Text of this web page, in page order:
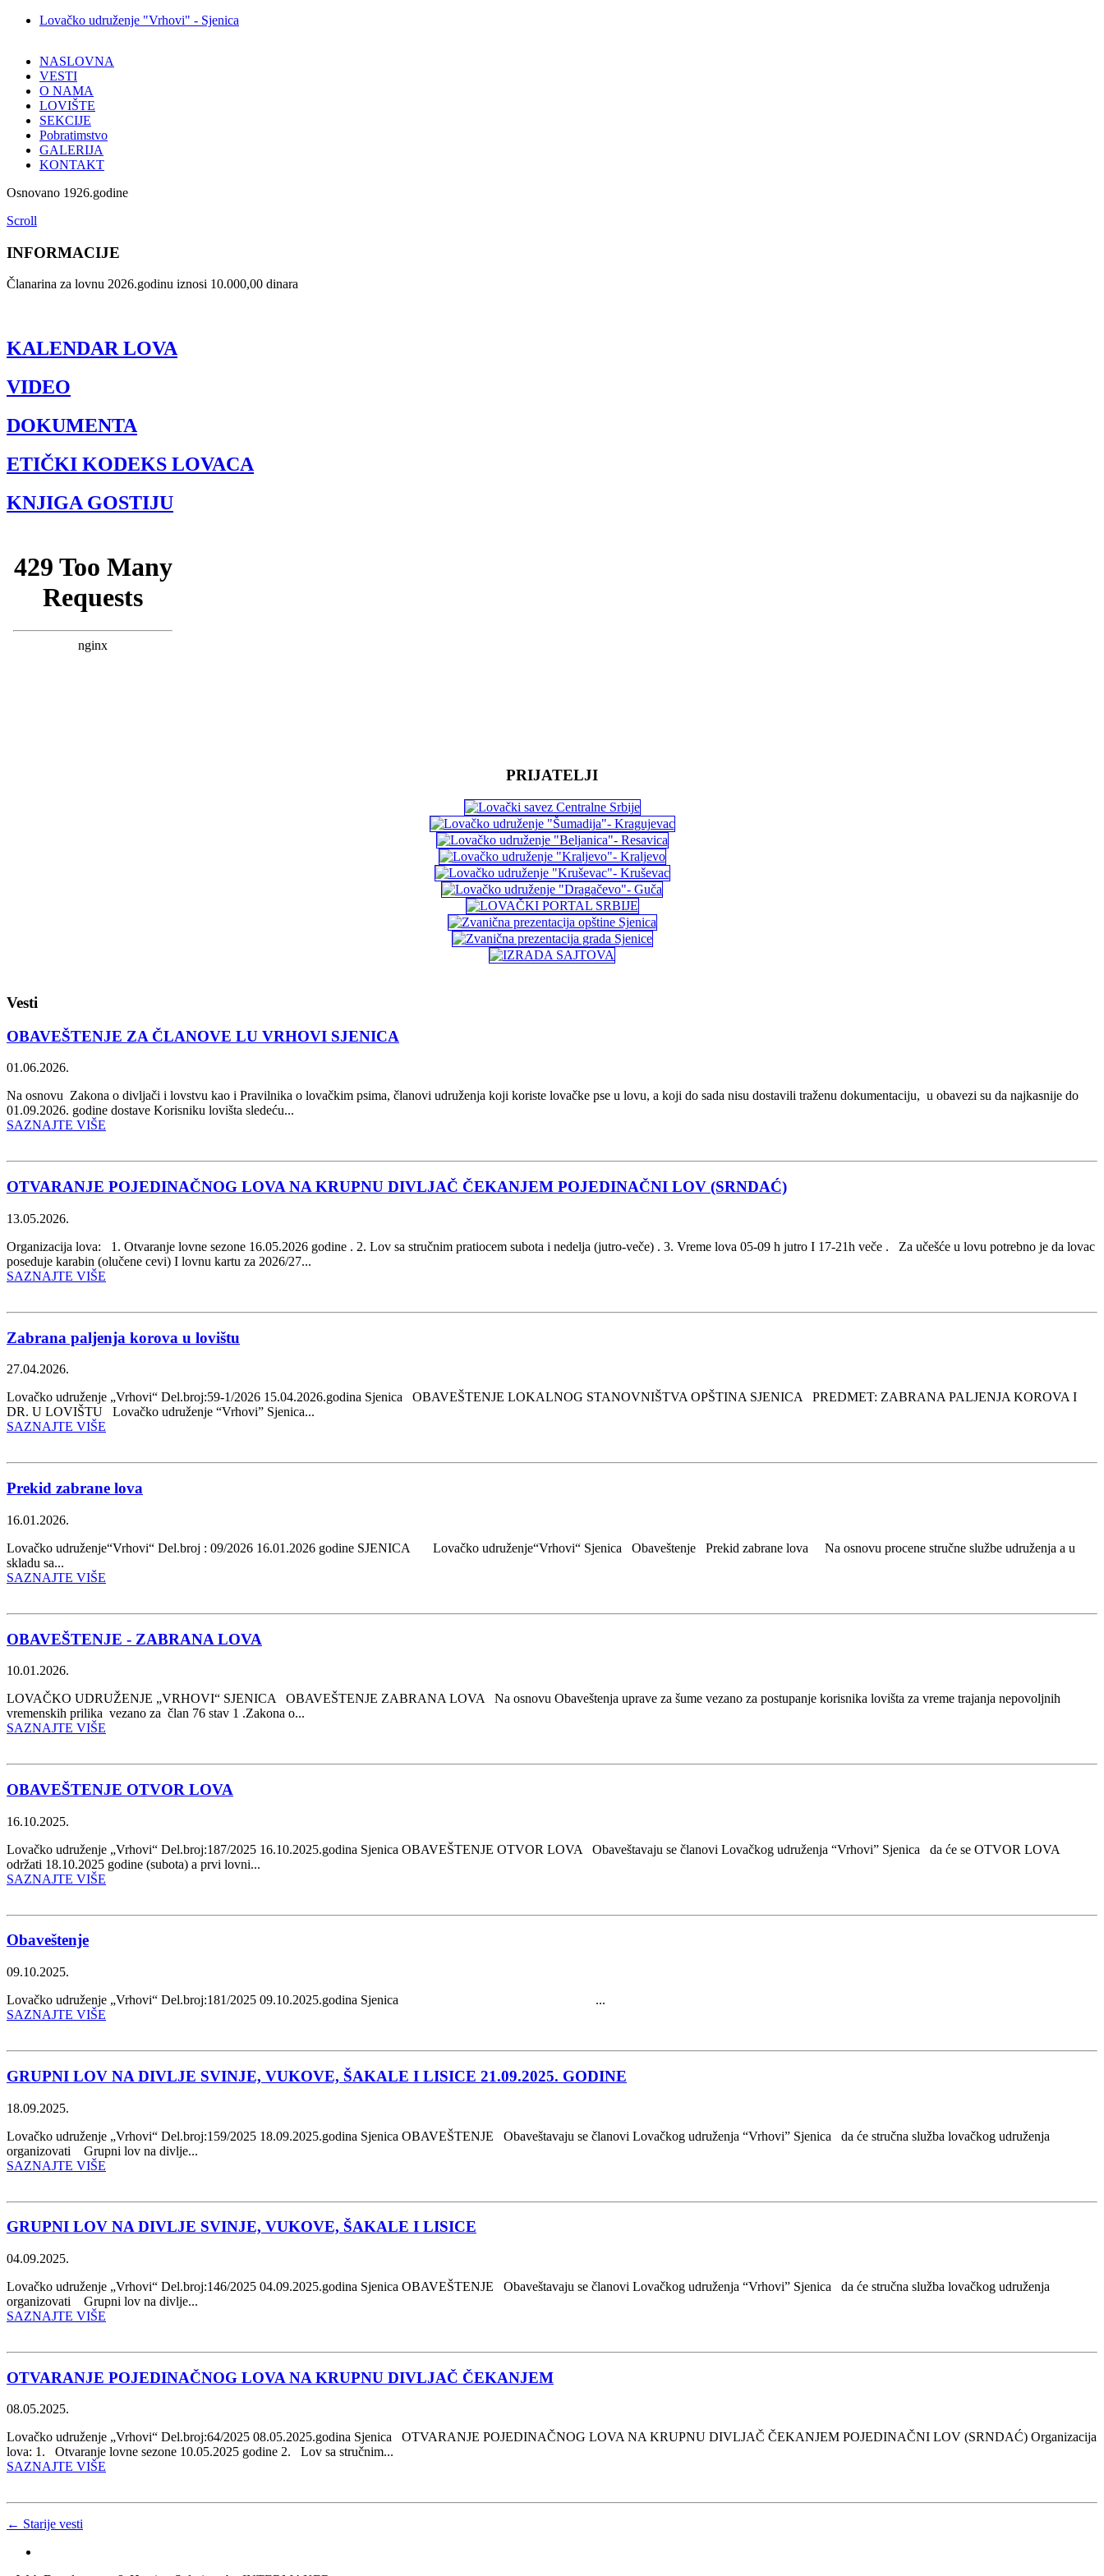
Lovačko udruženje "Vrhovi" - Sjenica
NASLOVNA
VESTI
O NAMA
LOVIŠTE
SEKCIJE
Pobratimstvo
GALERIJA
KONTAKT
Osnovano 1926.godine
Scroll
INFORMACIJE
Članarina za lovnu 2026.godinu iznosi 10.000,00 dinara
KALENDAR LOVA
VIDEO
DOKUMENTA
ETIČKI KODEKS LOVACA
KNJIGA GOSTIJU
PRIJATELJI
Vesti
OBAVEŠTENJE ZA ČLANOVE LU VRHOVI SJENICA
01.06.2026.
Na osnovu Zakona o divljači i lovstvu kao i Pravilnika o lovačkim psima, članovi udruženja koji koriste lovačke pse u lovu, a koji do sada nisu dostavili traženu dokumentaciju, u obavezi su da najkasnije do
01.09.2026. godine dostave Korisniku lovišta sledeću...
SAZNAJTE VIŠE
OTVARANJE POJEDINAČNOG LOVA NA KRUPNU DIVLJAČ ČEKANJEM POJEDINAČNI LOV (SRNDAĆ)
13.05.2026.
Organizacija lova: 1. Otvaranje lovne sezone 16.05.2026 godine . 2. Lov sa stručnim pratiocem subota i nedelja (jutro-veče) . 3. Vreme lova 05-09 h jutro I 17-21h veče . Za učešće u lovu potrebno je da lovac
poseduje karabin (olučene cevi) I lovnu kartu za 2026/27...
SAZNAJTE VIŠE
Zabrana paljenja korova u lovištu
27.04.2026.
Lovačko udruženje „Vrhovi“ Del.broj:59-1/2026 15.04.2026.godina Sjenica OBAVEŠTENJE LOKALNOG STANOVNIŠTVA OPŠTINA SJENICA PREDMET: ZABRANA PALJENJA KOROVA I
DR. U LOVIŠTU Lovačko udruženje “Vrhovi” Sjenica...
SAZNAJTE VIŠE
Prekid zabrane lova
16.01.2026.
Lovačko udruženje“Vrhovi“ Del.broj : 09/2026 16.01.2026 godine SJENICA Lovačko udruženje“Vrhovi“ Sjenica Obaveštenje Prekid zabrane lova Na osnovu procene stručne službe udruženja a u
skladu sa...
SAZNAJTE VIŠE
OBAVEŠTENJE - ZABRANA LOVA
10.01.2026.
LOVAČKO UDRUŽENJE „VRHOVI“ SJENICA OBAVEŠTENJE ZABRANA LOVA Na osnovu Obaveštenja uprave za šume vezano za postupanje korisnika lovišta za vreme trajanja nepovoljnih
vremenskih prilika vezano za član 76 stav 1 .Zakona o...
SAZNAJTE VIŠE
OBAVEŠTENJE OTVOR LOVA
16.10.2025.
Lovačko udruženje „Vrhovi“ Del.broj:187/2025 16.10.2025.godina Sjenica OBAVEŠTENJE OTVOR LOVA Obaveštavaju se članovi Lovačkog udruženja “Vrhovi” Sjenica da će se OTVOR LOVA
održati 18.10.2025 godine (subota) a prvi lovni...
SAZNAJTE VIŠE
Obaveštenje
09.10.2025.
Lovačko udruženje „Vrhovi“ Del.broj:181/2025 09.10.2025.godina Sjenica ...
SAZNAJTE VIŠE
GRUPNI LOV NA DIVLJE SVINJE, VUKOVE, ŠAKALE I LISICE 21.09.2025. GODINE
18.09.2025.
Lovačko udruženje „Vrhovi“ Del.broj:159/2025 18.09.2025.godina Sjenica OBAVEŠTENJE Obaveštavaju se članovi Lovačkog udruženja “Vrhovi” Sjenica da će stručna služba lovačkog udruženja
organizovati Grupni lov na divlje...
SAZNAJTE VIŠE
GRUPNI LOV NA DIVLJE SVINJE, VUKOVE, ŠAKALE I LISICE
04.09.2025.
Lovačko udruženje „Vrhovi“ Del.broj:146/2025 04.09.2025.godina Sjenica OBAVEŠTENJE Obaveštavaju se članovi Lovačkog udruženja “Vrhovi” Sjenica da će stručna služba lovačkog udruženja
organizovati Grupni lov na divlje...
SAZNAJTE VIŠE
OTVARANJE POJEDINAČNOG LOVA NA KRUPNU DIVLJAČ ČEKANJEM
08.05.2025.
Lovačko udruženje „Vrhovi“ Del.broj:64/2025 08.05.2025.godina Sjenica OTVARANJE POJEDINAČNOG LOVA NA KRUPNU DIVLJAČ ČEKANJEM POJEDINAČNI LOV (SRNDAĆ) Organizacija
lova: 1. Otvaranje lovne sezone 10.05.2025 godine 2. Lov sa stručnim...
SAZNAJTE VIŠE
← Starije vesti